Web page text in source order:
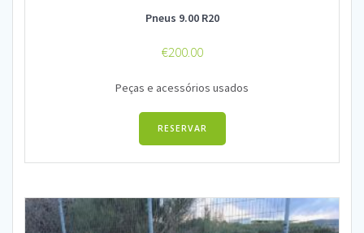
Pneus 9.00 R20
€200.00
Peças e acessórios usados
RESERVAR